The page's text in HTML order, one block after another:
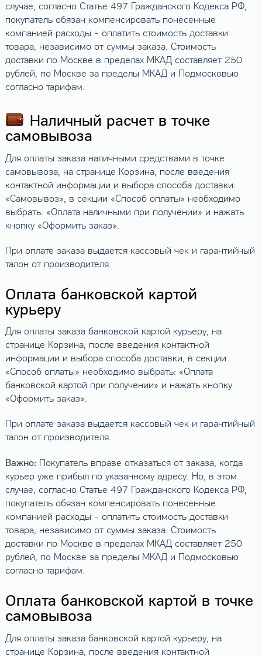
случае, согласно Статье 497 Гражданского Кодекса РФ,
покупатель обязан компенсировать понесенные
компанией расходы - оплатить стоимость доставки
товара, независимо от суммы заказа. Стоимость
доставки по Москве в пределах МКАД составляет 250
рублей, по Москве за пределы МКАД и Подмосковью
согласно тарифам.
Наличный расчет в точке
самовывоза
Для оплаты заказа наличными средствами в точке
самовывоза, на странице Корзина, после введения
контактной информации и выбора способа доставки:
«Самовывоз», в секции «Способ оплаты» необходимо
выбрать: «Оплата наличными при получении» и нажать
кнопку «Оформить заказ».
При оплате заказа выдается кассовый чек и гарантийный
талон от производителя.
Оплата банковской картой
курьеру
Для оплаты заказа банковской картой курьеру, на
странице Корзина, после введения контактной
информации и выбора способа доставки, в секции
«Способ оплаты» необходимо выбрать: «Оплата
банковской картой при получении» и нажать кнопку
«Оформить заказ».
При оплате заказа выдается кассовый чек и гарантийный
талон от производителя.
Важно:Покупатель вправе отказаться от заказа, когда
курьер уже прибыл по указанному адресу. Но, в этом
случае, согласно Статье 497 Гражданского Кодекса РФ,
покупатель обязан компенсировать понесенные
компанией расходы - оплатить стоимость доставки
товара, независимо от суммы заказа. Стоимость
доставки по Москве в пределах МКАД составляет 250
рублей, по Москве за пределы МКАД и Подмосковью
согласно тарифам.
Оплата банковской картой в точке
самовывоза
Для оплаты заказа банковской картой курьеру, на
странице Корзина, после введения контактной